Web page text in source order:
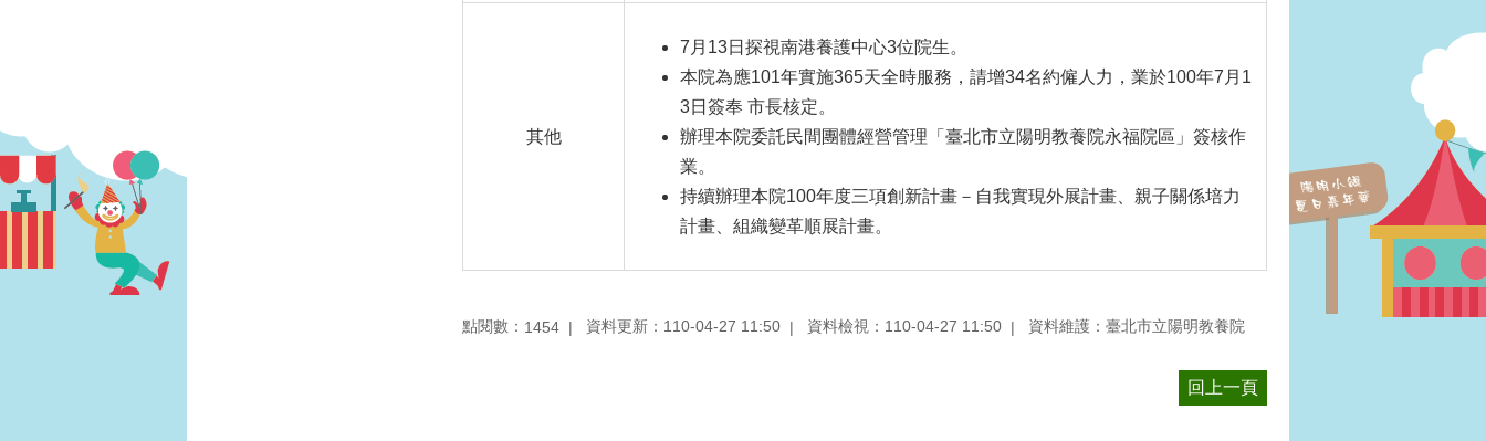
其他
7月13日探視南港養護中心3位院生。
本院為應101年實施365天全時服務，請增34名約僱人力，業於100年7月1
3日簽奉 市長核定。
辦理本院委託民間團體經營管理「臺北市立陽明教養院永福院區」簽核作
業。
持續辦理本院100年度三項創新計畫－自我實現外展計畫、親子關係培力
計畫、組織變革順展計畫。
點閱數： 1454 資料更新：110-04-27 11:50 資料檢視：110-04-27 11:50 資料維護：臺北市立陽明教養院
回上一頁